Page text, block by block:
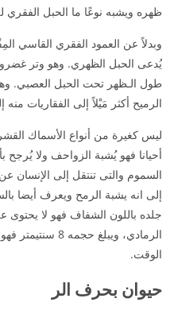
ظهره ويشبه نوعًا ما الحبل الفقري
وبدلاً عن العمود الفقري القاسي
يُدعى الحبل الظهري. وهو وتر
طول الـظهر تحت الحبل العصبي.
الرميح أكثر مَيْلاً إلى الفقاريات منه
ليس كغيرة من أنواع الأسماك
أحيانا فهو يُشبة الزواحف ولا
السموم والتى تنتقل إلى الإنسان
إلى انه يشبة الرمح ويعرف أيضا
جلده باللون الشفاف فهو لا يحتوى
الرمادي،
الوقت.
حيوان بحرف الر